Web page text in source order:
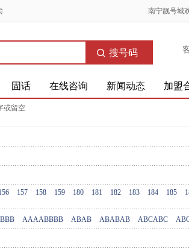
南宁靓号城
搜号码
固话 在线咨询 新闻动态 加盟
或留空
157 158 159 180 181 182 183 184 185
AAAABBBB ABAB ABABAB ABCABC